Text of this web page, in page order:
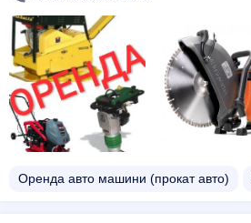
Оренда авто машини (прокат авто)